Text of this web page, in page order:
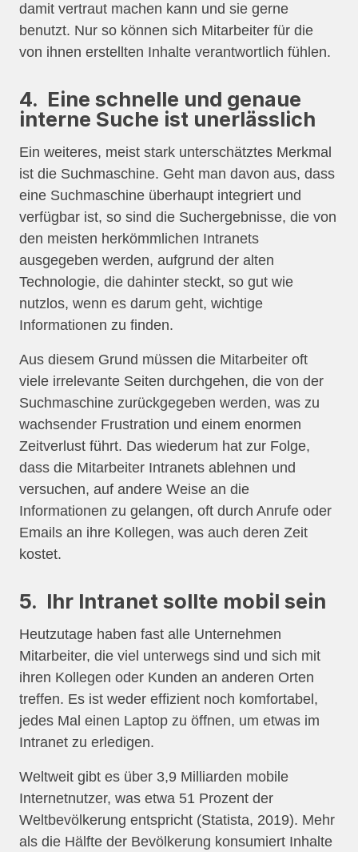
damit vertraut machen kann und sie gerne
benutzt. Nur so können sich Mitarbeiter für die
von ihnen erstellten Inhalte verantwortlich fühlen.
4. Eine schnelle und genaue
interne Suche ist unerlässlich
Ein weiteres, meist stark unterschätztes Merkmal
ist die Suchmaschine. Geht man davon aus, dass
eine Suchmaschine überhaupt integriert und
verfügbar ist, so sind die Suchergebnisse, die von
den meisten herkömmlichen Intranets
ausgegeben werden, aufgrund der alten
Technologie, die dahinter steckt, so gut wie
nutzlos, wenn es darum geht, wichtige
Informationen zu finden.
Aus diesem Grund müssen die Mitarbeiter oft
viele irrelevante Seiten durchgehen, die von der
Suchmaschine zurückgegeben werden, was zu
wachsender Frustration und einem enormen
Zeitverlust führt. Das wiederum hat zur Folge,
dass die Mitarbeiter Intranets ablehnen und
versuchen, auf andere Weise an die
Informationen zu gelangen, oft durch Anrufe oder
Emails an ihre Kollegen, was auch deren Zeit
kostet.
5. Ihr Intranet sollte mobil sein
Heutzutage haben fast alle Unternehmen
Mitarbeiter, die viel unterwegs sind und sich mit
ihren Kollegen oder Kunden an anderen Orten
treffen. Es ist weder effizient noch komfortabel,
jedes Mal einen Laptop zu öffnen, um etwas im
Intranet zu erledigen.
Weltweit gibt es über 3,9 Milliarden mobile
Internetnutzer, was etwa 51 Prozent der
Weltbevölkerung entspricht (Statista, 2019). Mehr
als die Hälfte der Bevölkerung konsumiert Inhalte